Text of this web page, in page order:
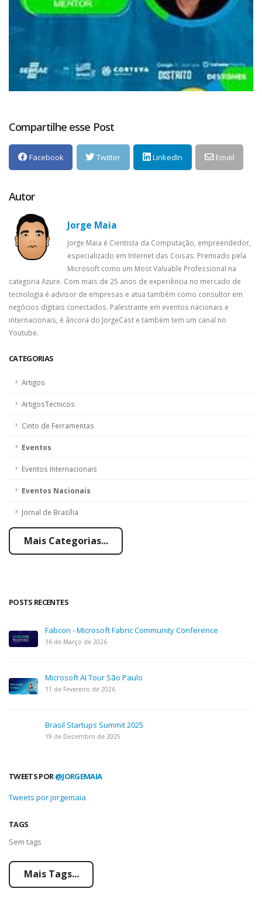
CATEGORIAS
Artigos
ArtigosTecnicos
Cinto de Ferramentas
Eventos
Eventos Internacionais
Eventos Nacionais
Jornal de Brasília
Mais Categorias...
POSTS RECENTES
Fabcon - Microsoft Fabric Community Conference
16 de Março de 2026
Microsoft AI Tour São Paulo
11 de Fevereiro de 2026
Brasil Startups Summit 2025
19 de Dezembro de 2025
TWEETS POR @JORGEMAIA
Tweets por jorgemaia
TAGS
Sem tags
Mais Tags...
Compartilhe esse Post
Facebook Twitter LinkedIn Email
Autor
Jorge Maia
Jorge Maia é Cientista da Computação, empreendedor,
especializado em Internet das Coisas. Premiado pela
Microsoft como um Most Valuable Professional na
categoria Azure. Com mais de 25 anos de experiência no mercado de
tecnologia é advisor de empresas e atua também como consultor em
negócios digitais conectados. Palestrante em eventos nacionais e
internacionais, é âncora do JorgeCast e também tem um canal no
Youtube.